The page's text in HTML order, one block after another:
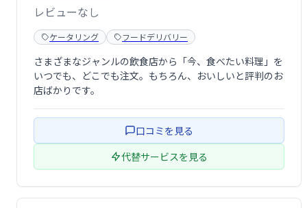
レビューなし
ケータリング フードデリバリー
さまざまなジャンルの飲食店から「今、食べたい料理」を
いつでも、どこでも注文。もちろん、おいしいと評判のお
店ばかりです。
口コミを見る
代替サービスを見る